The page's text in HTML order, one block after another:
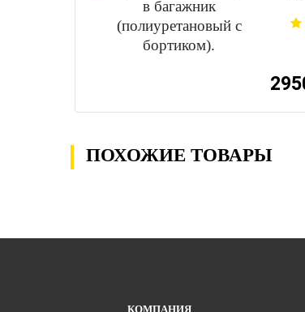
ПОХОЖИЕ ТОВАРЫ
КОМПАНИЯ